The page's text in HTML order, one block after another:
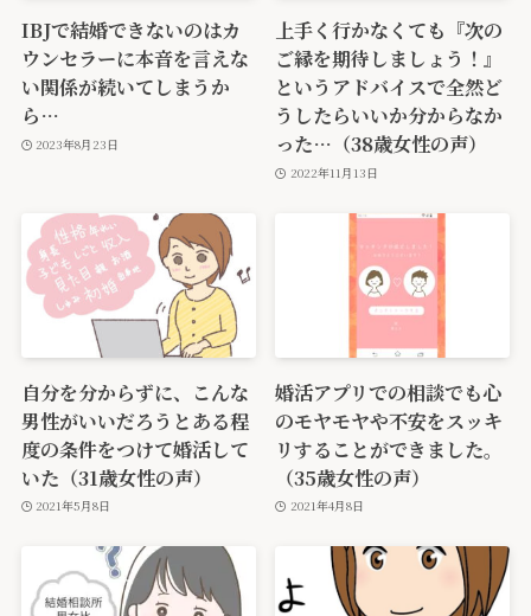
IBJで結婚できないのはカ
ウンセラーに本音を言えな
い関係が続いてしまうか
ら…
2023年8月23日
上手く行かなくても『次の
ご縁を期待しましょう！』
というアドバイスで全然ど
うしたらいいか分からなか
った…（38歳女性の声）
2022年11月13日
自分を分からずに、こんな
男性がいいだろうとある程
度の条件をつけて婚活して
いた（31歳女性の声）
2021年5月8日
婚活アプリでの相談でも心
のモヤモヤや不安をスッキ
リすることができました。
（35歳女性の声）
2021年4月8日